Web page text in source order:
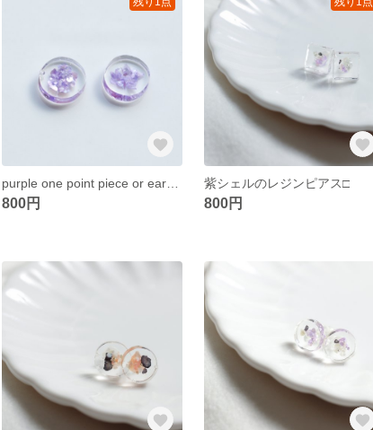
purple one point piece or earring
800円
紫シェルのレジンピアス□
800円